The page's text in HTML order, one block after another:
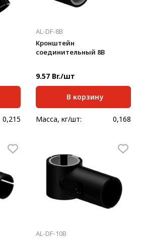
0,215
AL-DF-8B
Кронштейн
соединительный 8В
9.57 Br./шт
В корзину
Масса, кг/шт: 0,168
AL-DF-10B